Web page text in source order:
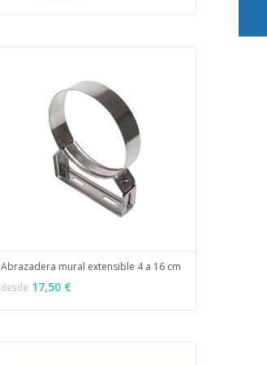
VER OPCIONES
Abrazadera mural extensible 4 a 16 cm
desde 17,50 €